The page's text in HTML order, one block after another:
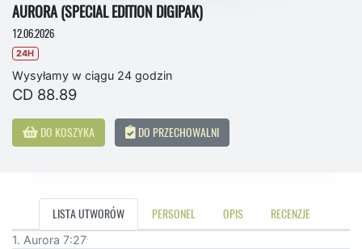
AURORA (SPECIAL EDITION DIGIPAK)
12.06.2026
24H
Wysyłamy w ciągu 24 godzin
CD 88.89
DO KOSZYKA DO PRZECHOWALNI
LISTA UTWORÓW PERSONEL OPIS RECENZJE
1. Aurora 7:27